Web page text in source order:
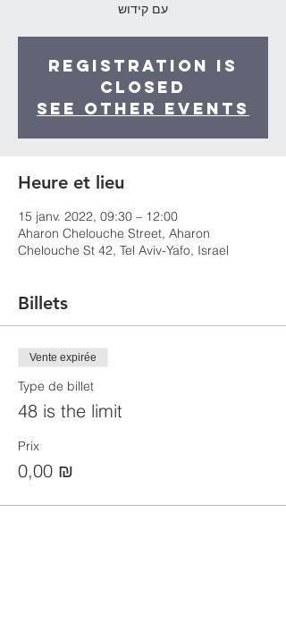
עם קידוש
Registration is
Closed
See other events
Heure et lieu
15 janv. 2022, 09:30 – 12:00
Aharon Chelouche Street, Aharon
Chelouche St 42, Tel Aviv-Yafo, Israel
Billets
Vente expirée
Type de billet
48 is the limit
Prix
0,00 ₪